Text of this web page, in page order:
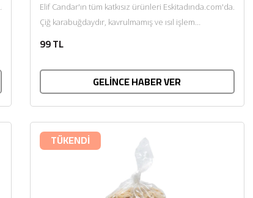
Elif Candar'ın tüm katkısız ürünleri Eskitadında.com'da.
Çiğ karabuğdaydır, kavrulmamış ve ısıl işlem
99 TL
GELİNCE HABER VER
TÜKENDİ
BU HAFTANIN PLANLI İNDİRİMİ
2690,00 TL
2071,30 TL
Kaan Olgun Hasat
Naturel Sızma Zeytinyağı
(5lt, Soğuk Sıkım) - Bilgem